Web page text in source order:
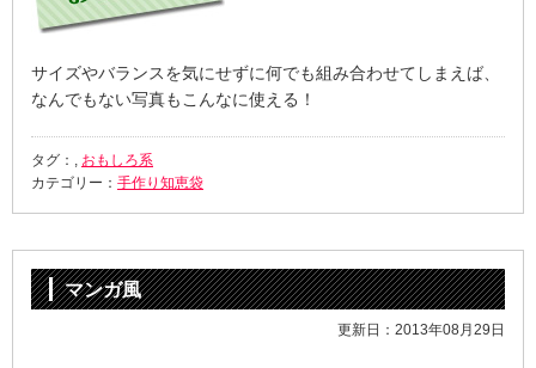
サイズやバランスを気にせずに何でも組み合わせてしまえば、
なんでもない写真もこんなに使える！
タグ：, おもしろ系
カテゴリー： 手作り知恵袋
マンガ風
更新日：2013年08月29日